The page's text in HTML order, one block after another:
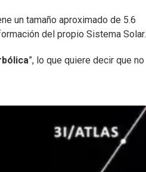
un tamaño aproximado de 5.6
del propio Sistema Solar.
”, lo que quiere decir que no